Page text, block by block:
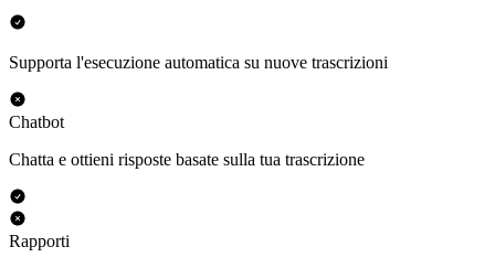
Supporta l'esecuzione automatica su nuove trascrizioni
Chatbot
Chatta e ottieni risposte basate sulla tua trascrizione
Rapporti